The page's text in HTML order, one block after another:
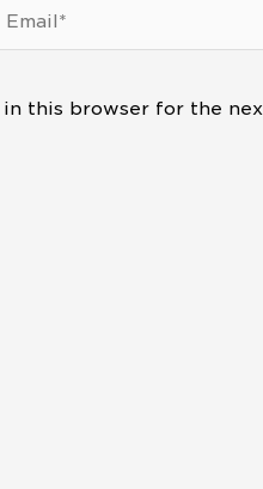
in this browser for the